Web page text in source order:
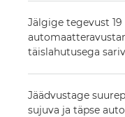
Jälgige tegevust
täislahutusega
Jäädvustage
sujuva ja täpse